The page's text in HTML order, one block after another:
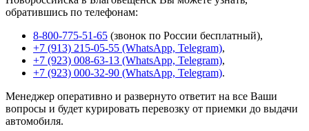
обратившись по телефонам:
8-800-775-51-65 (звонок по России бесплатный),
+7 (913) 215-05-55 (WhatsApp, Telegram),
+7 (923) 008-63-13 (WhatsApp, Telegram),
+7 (923) 000-32-90 (WhatsApp, Telegram).
Менеджер оперативно и развернуто ответит на все Ваши
вопросы и будет курировать перевозку от приемки до выдачи
автомобиля.